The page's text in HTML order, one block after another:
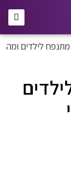
מתנפח לילדים ומה